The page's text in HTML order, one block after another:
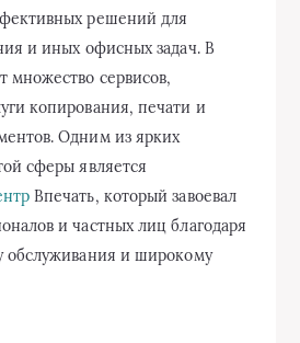
решений для
и иных офисных задач. В
множество сервисов,
копирования, печати и
Одним из ярких
сферы является
Впечать, который завоевал
и частных лиц благодаря
обслуживания и широкому